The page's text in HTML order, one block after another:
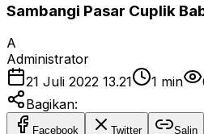
Sambangi Pasar Cuplik
A
Administrator
21 Juli 2022 13.21
1 min
Bagikan:
Facebook Twitter Salin